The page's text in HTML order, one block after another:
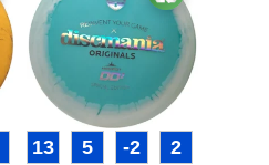
13 5 -2 2